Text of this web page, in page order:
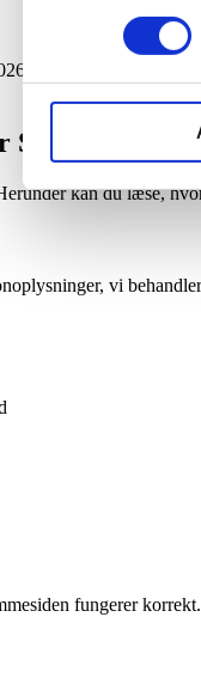
kan du læse,
vi
fungerer